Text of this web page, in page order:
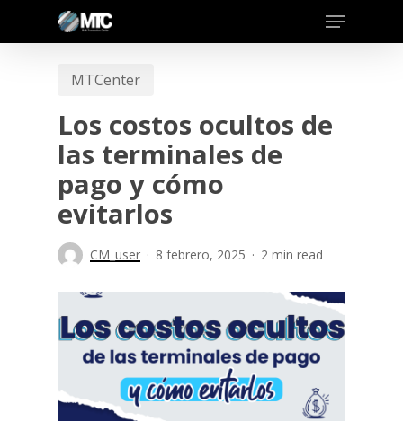
MTCenter
Los costos ocultos de
las terminales de
pago y cómo
evitarlos
CM_user 8 febrero, 2025 2 min read